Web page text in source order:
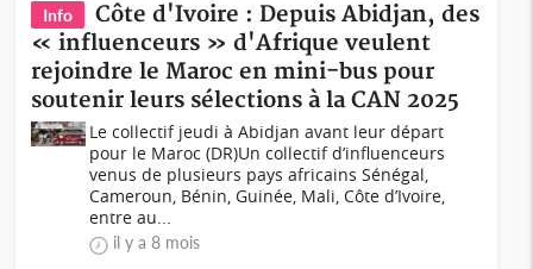
Info
Côte d'Ivoire : Depuis Abidjan, des
« influenceurs » d'Afrique veulent
rejoindre le Maroc en mini-bus pour
soutenir leurs sélections à la CAN 2025
Le collectif jeudi à Abidjan avant leur départ
pour le Maroc (DR)Un collectif d’influenceurs
venus de plusieurs pays africains Sénégal,
Cameroun, Bénin, Guinée, Mali, Côte d’Ivoire,
entre au...
il y a 8 mois